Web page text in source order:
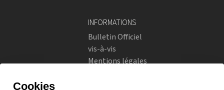
INFORMATIONS
Bulletin Officiel
vis-à-vis
Mentions légales